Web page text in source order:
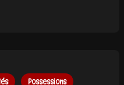
Possessions